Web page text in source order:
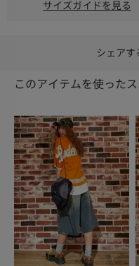
サイズガイドを見る
シェアす
このアイテムを使った